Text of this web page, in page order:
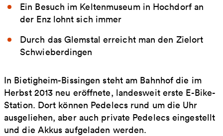
Ein Besuch im Keltenmuseum in Hochdorf an
der Enz lohnt sich immer
Durch das Glemstal erreicht man den Zielort
Schwieberdingen
In Bietigheim-Bissingen steht am Bahnhof die im
Herbst 2013 neu eröffnete, landesweit erste E-Bike-
Station. Dort können Pedelecs rund um die Uhr
ausgeliehen, aber auch private Pedelecs eingestellt
und die Akkus aufgeladen werden.